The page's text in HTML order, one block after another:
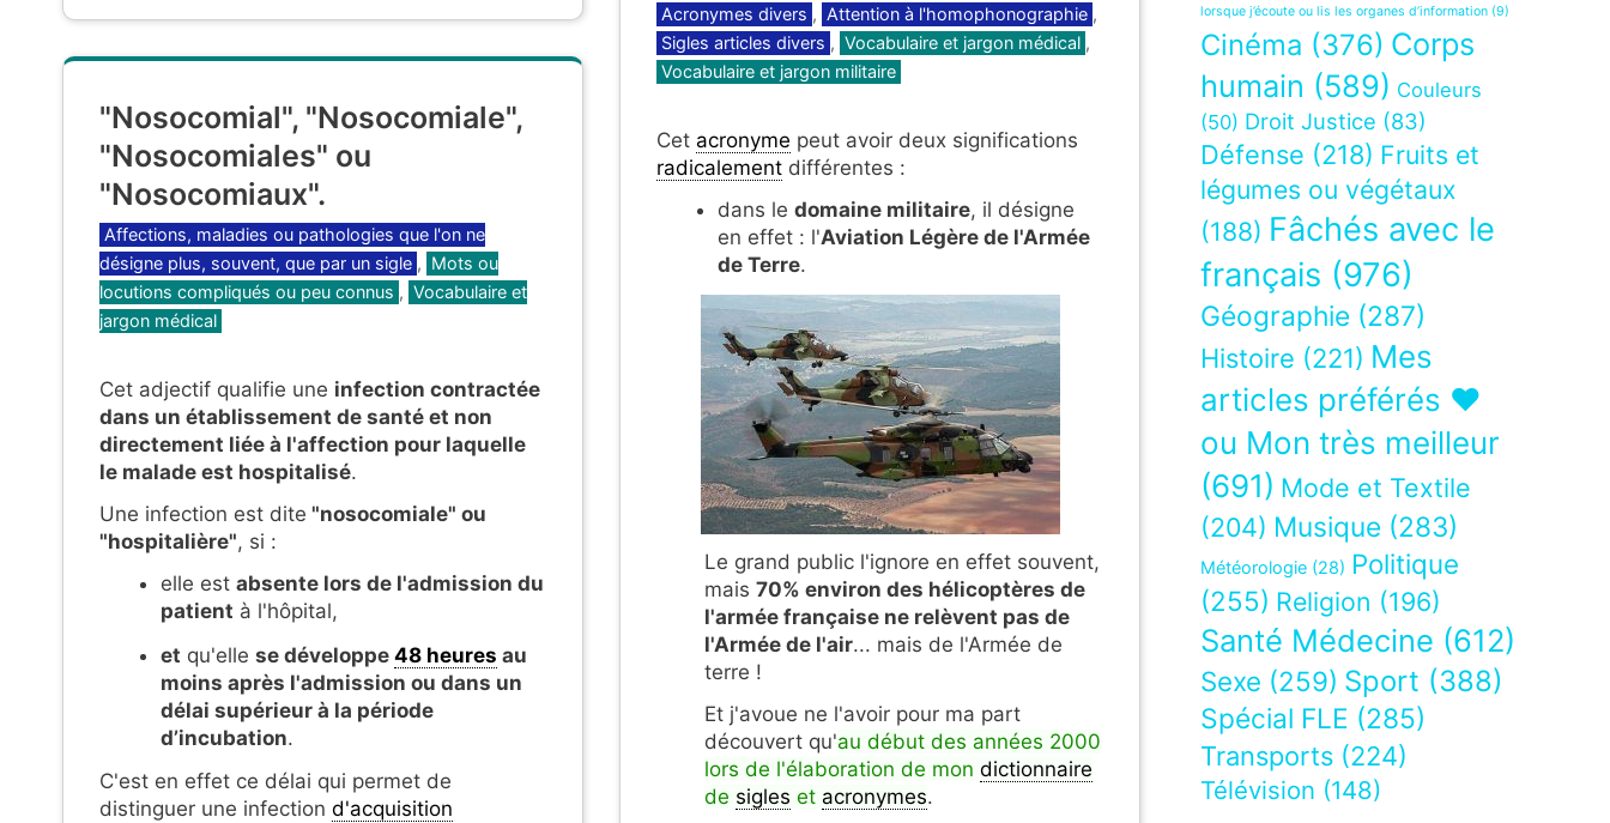
Catégories
Acronymes divers , Attention à l'homophonographie ,
Sigles articles divers , Vocabulaire et jargon médical ,
Vocabulaire et jargon militaire
Cet acronyme peut avoir deux significations
radicalement différentes :
dans le domaine militaire, il désigne
en effet : l'Aviation Légère de l'Armée
de Terre.
Le grand public l'ignore en effet souvent,
mais 70% environ des hélicoptères de
l'armée française ne relèvent pas de
l'Armée de l'air... mais de l'Armée de
terre !
Et j'avoue ne l'avoir pour ma part
découvert qu'au début des années 2000
lors de l'élaboration de mon dictionnaire
de sigles et acronymes.
"Nosocomial", "Nosocomiale",
"Nosocomiales" ou
"Nosocomiaux".
Catégories
Affections, maladies ou pathologies que l'on ne
désigne plus, souvent, que par un sigle , Mots ou
locutions compliqués ou peu connus , Vocabulaire et
jargon médical
Cet adjectif qualifie une infection contractée
dans un établissement de santé et non
directement liée à l'affection pour laquelle
le malade est hospitalisé.
Une infection est dite "nosocomiale" ou
"hospitalière", si :
elle est absente lors de l'admission du
patient à l'hôpital,
et qu'elle se développe 48 heures au
moins après l'admission ou dans un
délai supérieur à la période
d’incubation.
C'est en effet ce délai qui permet de
distinguer une infection d'acquisition
lorsque j’écoute ou lis les organes d’information (9)
Cinéma (376) Corps
humain (589) Couleurs
(50) Droit Justice (83)
Défense (218) Fruits et
légumes ou végétaux
(188) Fâchés avec le
français (976)
Géographie (287)
Histoire (221) Mes
articles préférés ❤
ou Mon très meilleur
(691) Mode et Textile
(204) Musique (283)
Météorologie (28) Politique
(255) Religion (196)
Santé Médecine (612)
Sexe (259) Sport (388)
Spécial FLE (285)
Transports (224)
Télévision (148)